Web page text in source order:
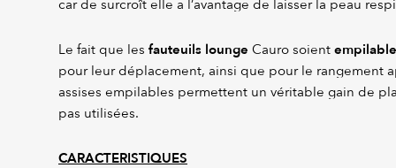
car de surcroît elle a l’avantage de laisser la peau
Le fait que les fauteuils lounge Cauro soient
pour leur déplacement, ainsi que pour le rangement
assises empilables permettent un véritable gain de
pas utilisées.
CARACTERISTIQUES